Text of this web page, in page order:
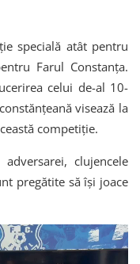
specială atât pentru
Farul Constanța.
celui de-al 10-
visează la
competiție.
clujencele
pregătite să își joace